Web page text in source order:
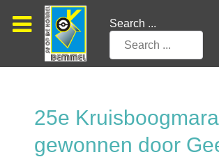
Search ...
25e
gewonnen door